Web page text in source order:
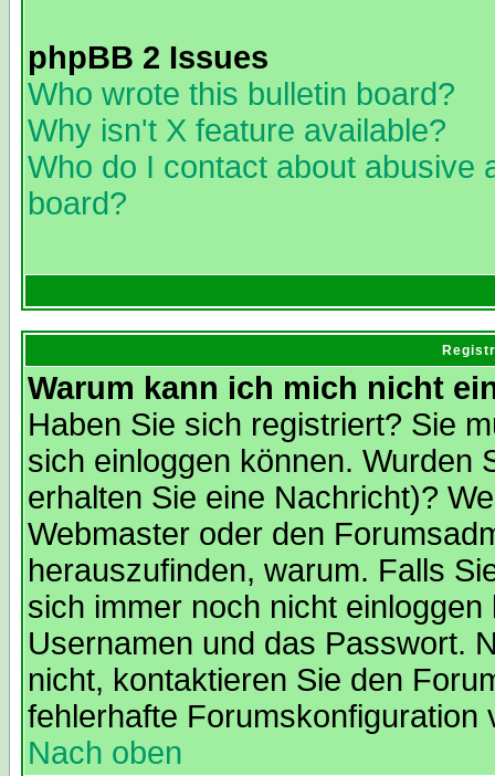
phpBB 2 Issues
Who wrote this bulletin board?
Why isn't X feature available?
Who do I contact about abusive
board?
Warum kann ich mich nicht
Haben Sie sich registriert? Sie
sich einloggen können. Wurden
erhalten Sie eine Nachricht)?
Webmaster oder den
herauszufinden, warum. Falls
sich immer noch nicht
Usernamen und das Passwort.
nicht, kontaktieren Sie den
fehlerhafte Forumskonfiguration
Nach oben